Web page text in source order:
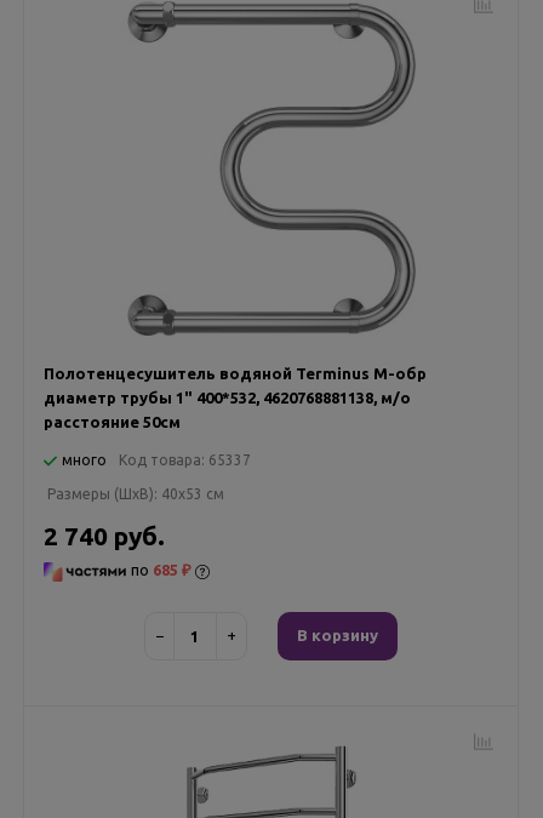
Полотенцесушитель водяной Terminus М-обр
диаметр трубы 1" 400*532, 4620768881138, м/о
расстояние 50см
много Код товара: 65337
Размеры (ШxВ): 40x53 см
2 740 руб.
по 685 ₽
− + В корзину